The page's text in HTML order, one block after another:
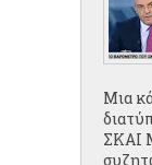
Μια
ΣΚΑΙ